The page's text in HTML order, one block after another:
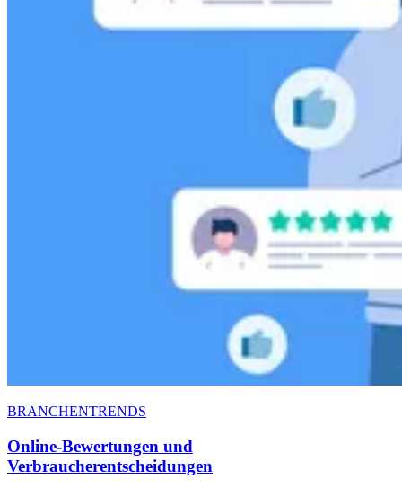
BRANCHENTRENDS
Online-Bewertungen und
Verbraucherentscheidungen